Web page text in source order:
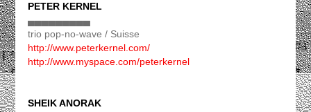
PETER KERNEL
▄▄▄▄▄▄▄▄▄
trio pop-no-wave / Suisse
http://www.peterkernel.com/
http://www.myspace.com/peterkernel
SHEIK ANORAK